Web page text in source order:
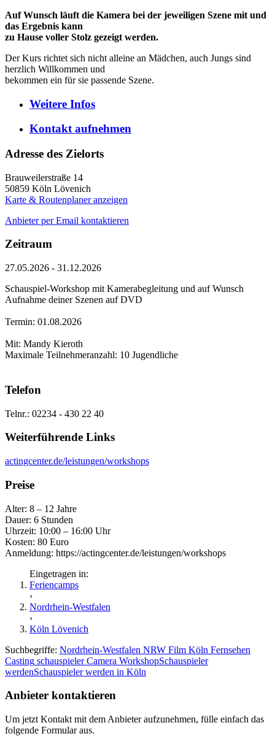
Auf Wunsch läuft die Kamera bei der jeweiligen Szene mit und
das Ergebnis kann
zu Hause voller Stolz gezeigt werden.
Der Kurs richtet sich nicht alleine an Mädchen, auch Jungs sind
herzlich Willkommen und
bekommen ein für sie passende Szene.
Weitere Infos
Kontaktaufnehmen
Adresse des Zielorts
Brauweilerstraße 14
50859 Köln Lövenich
Karte & Routenplaner anzeigen
Anbieter per Email kontaktieren
Zeitraum
27.05.2026 - 31.12.2026
Schauspiel-Workshop mit Kamerabegleitung und auf Wunsch
Aufnahme deiner Szenen auf DVD
Termin: 01.08.2026
Mit: Mandy Kieroth
Maximale Teilnehmeranzahl: 10 Jugendliche
Telefon
Telnr.: 02234 - 430 22 40
Weiterführende Links
actingcenter.de/leistungen/workshops
Preise
Alter: 8 – 12 Jahre
Dauer: 6 Stunden
Uhrzeit: 10:00 – 16:00 Uhr
Kosten: 80 Euro
Anmeldung: https://actingcenter.de/leistungen/workshops
Eingetragen in:
Feriencamps
›
Nordrhein-Westfalen
›
Köln Lövenich
Suchbegriffe: Nordrhein-Westfalen NRW Film Köln Fernsehen
Casting schauspielerCamera WorkshopSchauspieler
werdenSchauspieler werden in Köln
Anbieter kontaktieren
Um jetzt Kontakt mit dem Anbieter aufzunehmen, fülle einfach das
folgende Formular aus.